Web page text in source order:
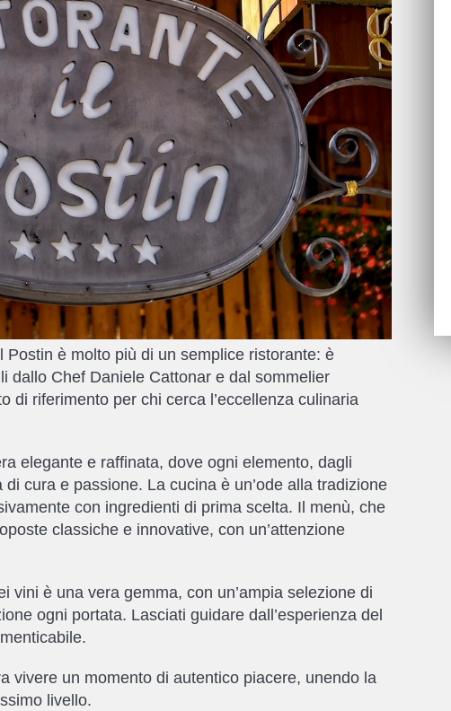
Postin è molto più di un semplice ristorante: è
dallo Chef Daniele Cattonar e dal sommelier
di riferimento per chi cerca l’eccellenza culinaria
elegante e raffinata, dove ogni elemento, dagli
cura e passione. La cucina è un’ode alla tradizione
con ingredienti di prima scelta. Il menù, che
classiche e innovative, con un’attenzione
vini è una vera gemma, con un’ampia selezione di
ogni portata. Lasciati guidare dall’esperienza del
vivere un momento di autentico piacere, unendo la
livello.